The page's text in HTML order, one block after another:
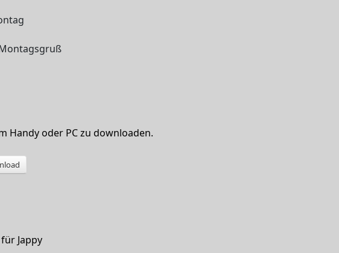
Handy oder PC zu downloaden.
Jappy